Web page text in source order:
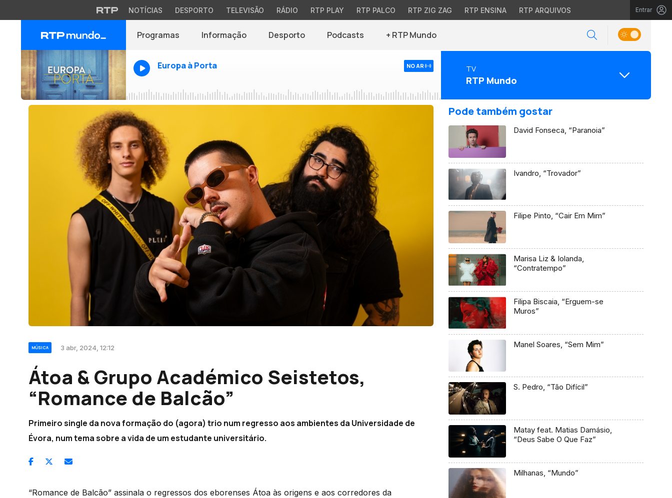
NOTÍCIAS DESPORTO TELEVISÃO RÁDIO RTP PLAY RTP PALCO RTP ZIG ZAG RTP ENSINA RTP ARQUIVOS Entrar
Programas Informação Desporto Podcasts + RTP Mundo
Europa à Porta NO AR TV
RTP Mundo
MÚSICA 3 abr, 2024, 12:12
Átoa & Grupo Académico Seistetos,
“Romance de Balcão”
Primeiro single da nova formação do (agora) trio num regresso aos ambientes da Universidade de
Évora, num tema sobre a vida de um estudante universitário.
“Romance de Balcão” assinala o regressos dos eborenses Átoa às origens e aos corredores da
Pode também gostar
David Fonseca, “Paranoia”
Ivandro, “Trovador”
Filipe Pinto, “Cair Em Mim”
Marisa Liz & Iolanda,
“Contratempo”
Filipa Biscaia, “Erguem-se
Muros”
Manel Soares, “Sem Mim”
S. Pedro, “Tão Difícil”
Matay feat. Matias Damásio,
“Deus Sabe O Que Faz”
Milhanas, “Mundo”